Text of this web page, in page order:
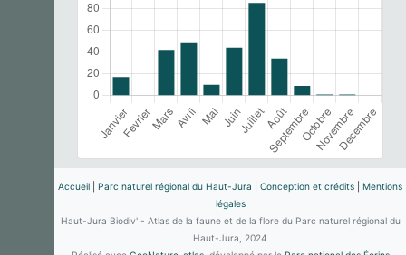
Accueil Parc naturel régional du Haut-Jura Conception et crédits
Mentions
légales
Haut-Jura Biodiv' - Atlas de la faune et de la flore du Parc naturel régional du
Haut-Jura, 2024